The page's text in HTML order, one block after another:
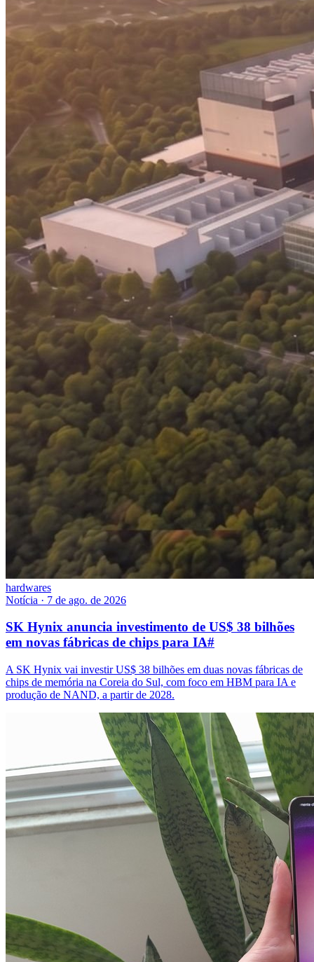
hardwares
Notícia · 7 de ago. de 2026
SK Hynix anuncia investimento de US$ 38 bilhões
em novas fábricas de chips para IA#
A SK Hynix vai investir US$ 38 bilhões em duas novas fábricas de
chips de memória na Coreia do Sul, com foco em HBM para IA e
produção de NAND, a partir de 2028.